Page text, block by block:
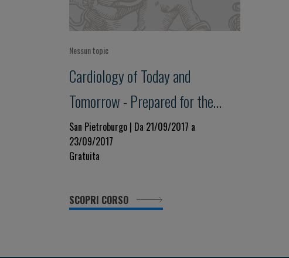
Nessun topic
Cardiology of Today and
Tomorrow - Prepared for the
Future
San Pietroburgo | Da 21/09/2017 a
23/09/2017
Gratuita
SCOPRI CORSO